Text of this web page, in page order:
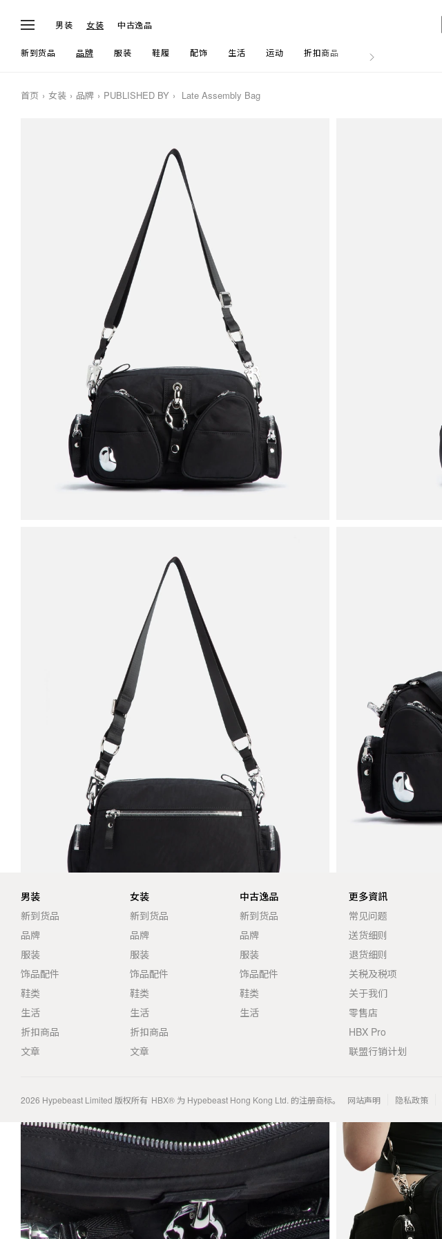
男装 女装 中古逸品
新到货品 品牌 服装 鞋履 配饰 生活 运动 折扣商品 文章
首页 女装 品牌 PUBLISHED BY Late Assembly Bag
男装
新到货品
品牌
服装
饰品配件
鞋类
生活
折扣商品
文章
女装
新到货品
品牌
服装
饰品配件
鞋类
生活
折扣商品
文章
中古逸品
新到货品
品牌
服装
饰品配件
鞋类
生活
更多資訊
常见问题
送货细则
退货细则
关税及税项
关于我们
零售店
HBX Pro
联盟行销计划
2026 Hypebeast Limited 版权所有 HBX® 为 Hypebeast Hong Kong Ltd. 的注册商标。 网站声明 隐私政策